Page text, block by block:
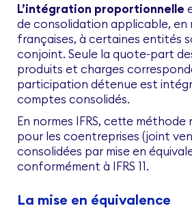
L’intégration proportionnelle
de consolidation applicable, en
françaises, à certaines entités
conjoint. Seule la quote-part
produits et charges
participation détenue est
comptes consolidés.
En normes IFRS, cette méthode
pour les coentreprises (joint
consolidées par mise en
conformément à IFRS 11.
La mise en équivalence